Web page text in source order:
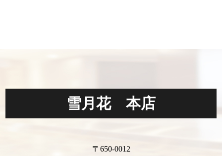
雪月花 本店
〒650-0012